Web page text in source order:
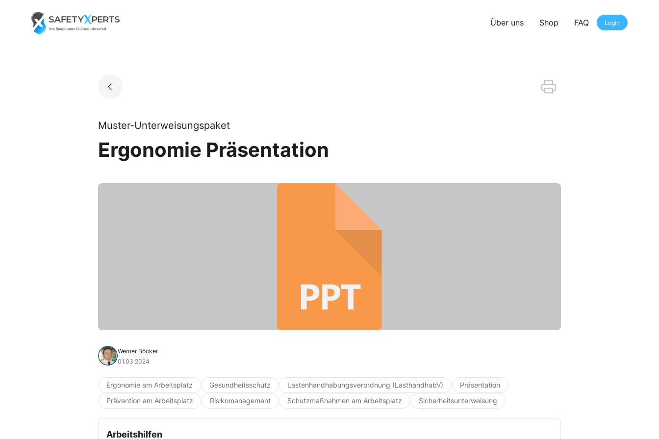
Go to landing page.
Über uns Shop FAQ Login
Muster-Unterweisungspaket
Ergonomie Präsentation
Werner Böcker
01.03.2024
Ergonomie am Arbeitsplatz Gesundheitsschutz Lastenhandhabungsverordnung (LasthandhabV)
Präsentation
Prävention am Arbeitsplatz
Risikomanagement Schutzmaßnahmen am Arbeitsplatz Sicherheitsunterweisung
Arbeitshilfen